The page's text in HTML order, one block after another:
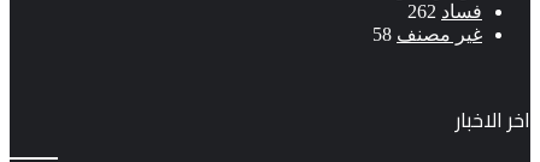
فساد 262
غير مصنف
58
اخر الاخبار